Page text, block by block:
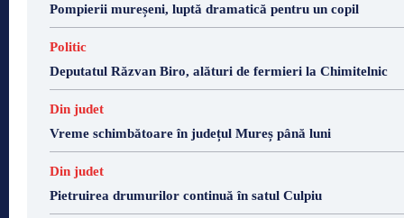
Pompierii mureșeni, luptă dramatică pentru un copil
Politic
Deputatul Răzvan Biro, alături de fermieri la Chimitelnic
Din judet
Vreme schimbătoare în județul Mureș până luni
Din judet
Pietruirea drumurilor continuă în satul Culpiu